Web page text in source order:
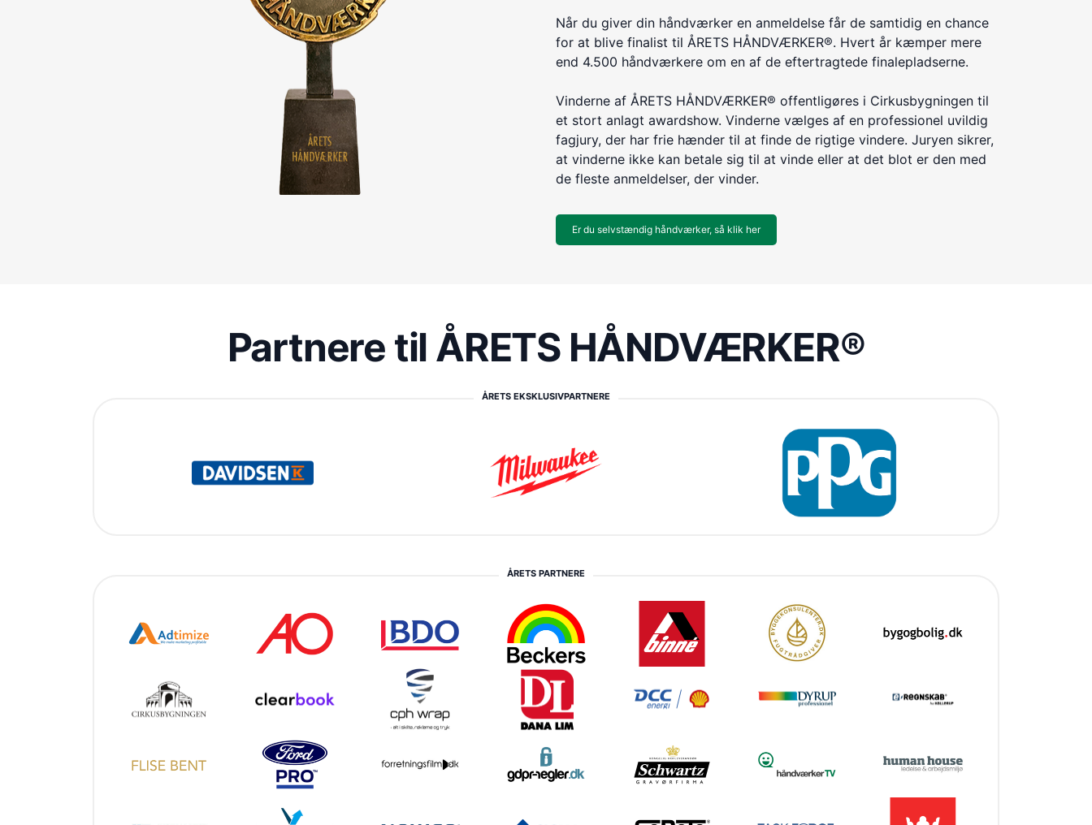
Når du giver din håndværker en anmeldelse får de samtidig en chance
for at blive finalist til ÅRETS HÅNDVÆRKER®. Hvert år kæmper mere
end 4.500 håndværkere om en af de eftertragtede finalepladserne.
Vinderne af ÅRETS HÅNDVÆRKER® offentligøres i Cirkusbygningen til
et stort anlagt awardshow. Vinderne vælges af en professionel uvildig
fagjury, der har frie hænder til at finde de rigtige vindere. Juryen sikrer,
at vinderne ikke kan betale sig til at vinde eller at det blot er den med
de fleste anmeldelser, der vinder.
Er du selvstændig håndværker, så klik her
Partnere til ÅRETS HÅNDVÆRKER®
ÅRETS EKSKLUSIVPARTNERE
ÅRETS PARTNERE